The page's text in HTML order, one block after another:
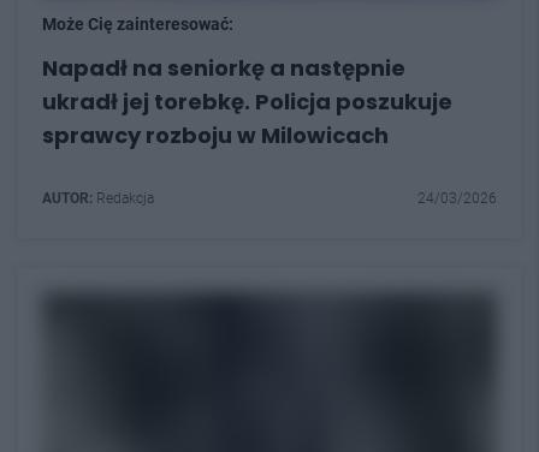
Może Cię zainteresować:
Napadł na seniorkę a następnie
ukradł jej torebkę. Policja poszukuje
sprawcy rozboju w Milowicach
AUTOR: Redakcja 24/03/2026